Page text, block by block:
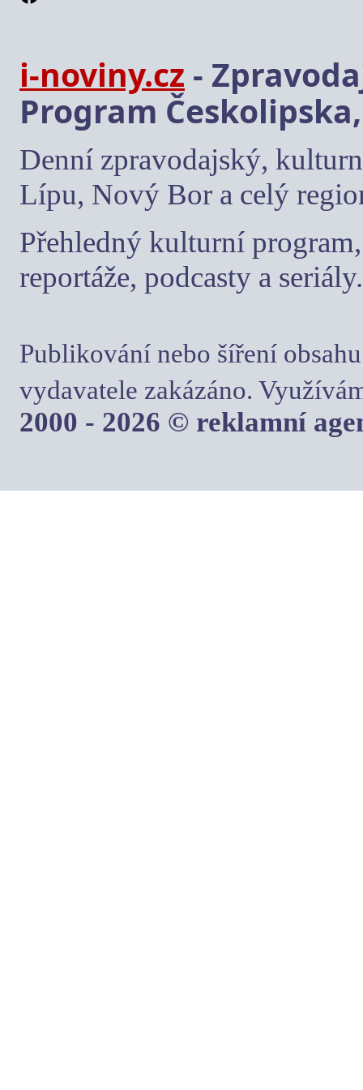
i-noviny.cz -
Program
Denní zpravodajský,
Lípu, Nový Bor a celý
Přehledný kulturní
reportáže, podcasty a seriály.
Publikování nebo šíření
vydavatele zakázáno.
2000 - 2026 © reklamní